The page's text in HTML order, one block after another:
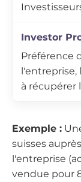
Préférence
l'entreprise,
à récupérer
Exemple :
suisses
l'entreprise
vendue pour